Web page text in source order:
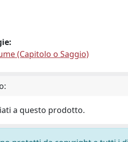
(Capitolo o Saggio)
a questo prodotto.